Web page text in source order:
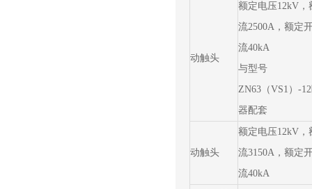
动触头
额定电压12kV，
流2500A，额定
流40kA
与型号
ZN63（VS1）-
器配套
动触头
额定电压12kV，
流3150A，额定
流40kA